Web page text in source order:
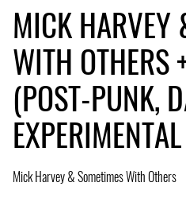
MICK HARVEY
WITH OTHERS
(POST-PUNK,
Mick Harvey & Sometimes With Others